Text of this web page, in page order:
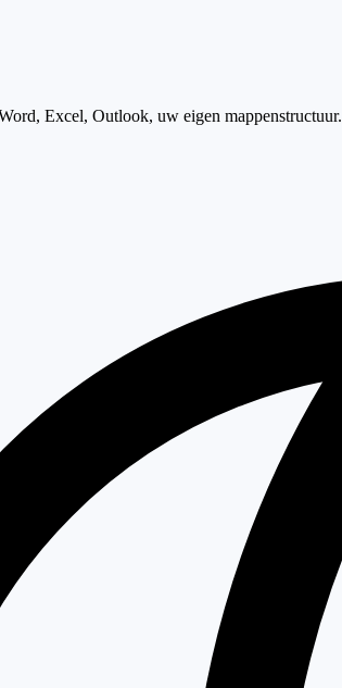
Excel, Outlook, uw eigen mappenstructuur.